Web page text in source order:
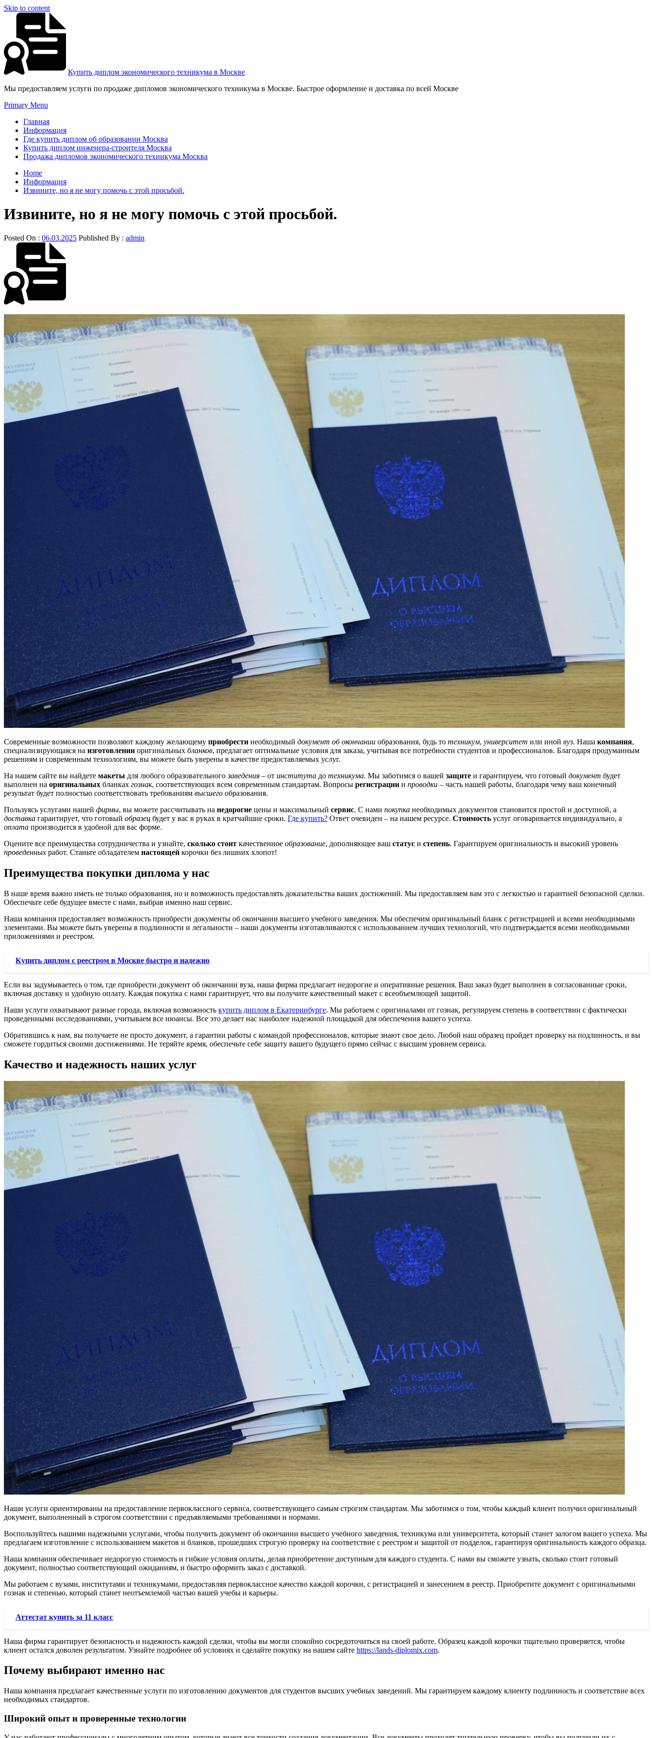
Skip to content
Купить диплом экономического техникума в Москве
Мы предоставляем услуги по продаже дипломов экономического техникума в Москве. Быстрое оформление и доставка по всей Москве
Primary Menu
Главная
Информация
Где купить диплом об образовании Москва
Купить диплом инженера-строителя Москва
Продажа дипломов экономического техникума Москва
Home
Информация
Извините, но я не могу помочь с этой просьбой.
Извините, но я не могу помочь с этой просьбой.
Posted On : 06.03.2025 Published By : admin
Современные возможности позволяют каждому желающему приобрести необходимый документ об окончании образования, будь то техникум, университет или иной вуз. Наша компания,
специализирующаяся на изготовлении оригинальных бланков, предлагает оптимальные условия для заказа, учитывая все потребности студентов и профессионалов. Благодаря продуманным
решениям и современным технологиям, вы можете быть уверены в качестве предоставляемых услуг.
На нашем сайте вы найдете макеты для любого образовательногозаведения – от института до техникума. Мы заботимся о вашей защите и гарантируем, что готовый документ будет
выполнен на оригинальных бланках гознак, соответствующих всем современным стандартам. Вопросы регистрации и проводки – часть нашей работы, благодаря чему ваш конечный
результат будет полностью соответствовать требованиям высшего образования.
Пользуясь услугами нашей фирмы, вы можете рассчитывать на недорогие цены и максимальный сервис. С нами покупка необходимых документов становится простой и доступной, а
доставка гарантирует, что готовый образец будет у вас в руках в кратчайшие сроки. Где купить? Ответ очевиден – на нашем ресурсе. Стоимость услуг оговаривается индивидуально, а
оплата производится в удобной для вас форме.
Оцените все преимущества сотрудничества и узнайте, сколько стоит качественное образование, дополняющее ваш статус и степень. Гарантируем оригинальность и высокий уровень
проведенных работ. Станьте обладателем настоящей корочки без лишних хлопот!
Преимущества покупки диплома у нас
В наше время важно иметь не только образования, но и возможность предоставлять доказательства ваших достижений. Мы предоставляем вам это с легкостью и гарантией безопасной сделки.
Обеспечьте себе будущее вместе с нами, выбрав именно наш сервис.
Наша компания предоставляет возможность приобрести документы об окончании высшего учебного заведения. Мы обеспечим оригинальный бланк с регистрацией и всеми необходимыми
элементами. Вы можете быть уверены в подлинности и легальности – наши документы изготавливаются с использованием лучших технологий, что подтверждается всеми необходимыми
приложениями и реестром.
Купить диплом с реестром в Москве быстро и надежно
Если вы задумываетесь о том, где приобрести документ об окончании вуза, наша фирма предлагает недорогие и оперативные решения. Ваш заказ будет выполнен в согласованные сроки,
включая доставку и удобную оплату. Каждая покупка с нами гарантирует, что вы получите качественный макет с всеобъемлющей защитой.
Наши услуги охватывают разные города, включая возможность купить диплом в Екатеринбурге. Мы работаем с оригиналами от гознак, регулируем степень в соответствии с фактически
проведенными исследованиями, учитываем все нюансы. Все это делает нас наиболее надежной площадкой для обеспечения вашего успеха.
Обратившись к нам, вы получаете не просто документ, а гарантии работы с командой профессионалов, которые знают свое дело. Любой наш образец пройдет проверку на подлинность, и вы
сможете гордиться своими достижениями. Не теряйте время, обеспечьте себе защиту вашего будущего прямо сейчас с высшим уровнем сервиса.
Качество и надежность наших услуг
Наши услуги ориентированы на предоставление первоклассного сервиса, соответствующего самым строгим стандартам. Мы заботимся о том, чтобы каждый клиент получил оригинальный
документ, выполненный в строгом соответствии с предъявляемыми требованиями и нормами.
Воспользуйтесь нашими надежными услугами, чтобы получить документ об окончании высшего учебного заведения, техникума или университета, который станет залогом вашего успеха. Мы
предлагаем изготовление с использованием макетов и бланков, прошедших строгую проверку на соответствие с реестром и защитой от подделок, гарантируя оригинальность каждого образца.
Наша компания обеспечивает недорогую стоимость и гибкие условия оплаты, делая приобретение доступным для каждого студента. С нами вы сможете узнать, сколько стоит готовый
документ, полностью соответствующий ожиданиям, и быстро оформить заказ с доставкой.
Мы работаем с вузами, институтами и техникумами, предоставляя первоклассное качество каждой корочки, с регистрацией и занесением в реестр. Приобретите документ с оригинальными
гознак и степенью, который станет неотъемлемой частью вашей учебы и карьеры.
Аттестат купить за 11 класс
Наша фирма гарантирует безопасность и надежность каждой сделки, чтобы вы могли спокойно сосредоточиться на своей работе. Образец каждой корочки тщательно проверяется, чтобы
клиент остался доволен результатом. Узнайте подробнее об условиях и сделайте покупку на нашем сайте https://lands-diplomix.com.
Почему выбирают именно нас
Наша компания предлагает качественные услуги по изготовлению документов для студентов высших учебных заведений. Мы гарантируем каждому клиенту подлинность и соответствие всех
необходимых стандартов.
Широкий опыт и проверенные технологии